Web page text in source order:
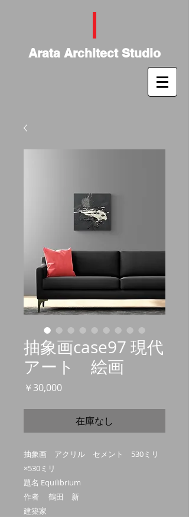
Arata Architect Studio
抽象画case97 現代
アート 絵画
￥30,000価
在庫なし
抽象画 アクリル セメント 530ミリ
×530ミリ
題名 Equilibrium
作者 鶴田 新
建築家